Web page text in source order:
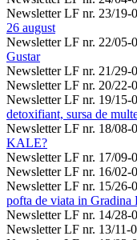
Newsletter LF nr. 23/19-
26 august
Newsletter LF nr. 22/05-
Gustar
Newsletter LF nr. 21/29-
Newsletter LF nr. 20/22-
Newsletter LF nr. 19/15-
detoxifiant, sursa de
Newsletter LF nr. 18/08-
KALE?
Newsletter LF nr. 17/09-
Newsletter LF nr. 16/02-
Newsletter LF nr. 15/26-
pofta de viata in Gradina
Newsletter LF nr. 14/28-
Newsletter LF nr. 13/11-